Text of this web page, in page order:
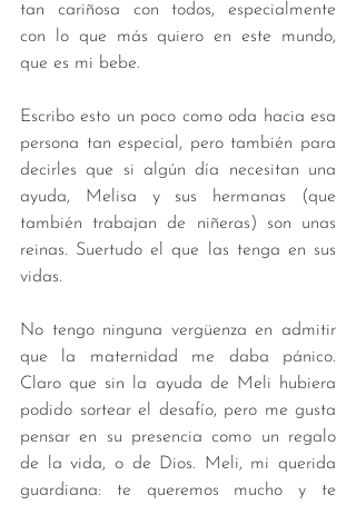
tan cariñosa con todos, especialmente
con lo que más quiero en este mundo,
que es mi bebe.
Escribo esto un poco como oda hacia esa
persona tan especial, pero también para
decirles que si algún día necesitan una
ayuda, Melisa y sus hermanas (que
también trabajan de niñeras) son unas
reinas. Suertudo el que las tenga en sus
vidas.
No tengo ninguna vergüenza en admitir
que la maternidad me daba pánico.
Claro que sin la ayuda de Meli hubiera
podido sortear el desafío, pero me gusta
pensar en su presencia como un regalo
de la vida, o de Dios. Meli, mi querida
guardiana: te queremos mucho y te